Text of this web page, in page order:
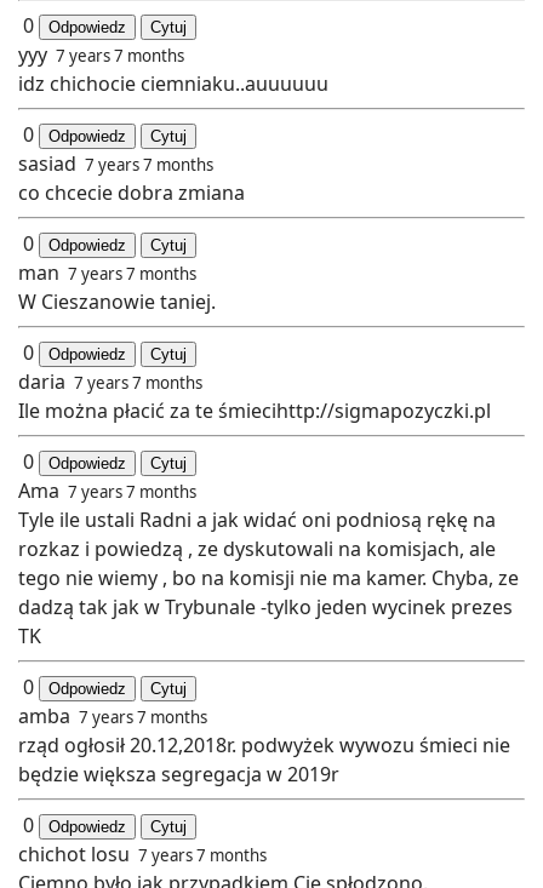
0
Odpowiedz Cytuj
yyy 7 years 7 months
idz chichocie ciemniaku..auuuuuu
0
Odpowiedz Cytuj
sasiad 7 years 7 months
co chcecie dobra zmiana
0
Odpowiedz Cytuj
man 7 years 7 months
W Cieszanowie taniej.
0
Odpowiedz Cytuj
daria 7 years 7 months
Ile można płacić za te śmiecihttp://sigmapozyczki.pl
0
Odpowiedz Cytuj
Ama 7 years 7 months
Tyle ile ustali Radni a jak widać oni podniosą rękę na
rozkaz i powiedzą , ze dyskutowali na komisjach, ale
tego nie wiemy , bo na komisji nie ma kamer. Chyba, ze
dadzą tak jak w Trybunale -tylko jeden wycinek prezes
TK
0
Odpowiedz Cytuj
amba 7 years 7 months
rząd ogłosił 20.12,2018r. podwyżek wywozu śmieci nie
będzie większa segregacja w 2019r
0
Odpowiedz Cytuj
chichot losu 7 years 7 months